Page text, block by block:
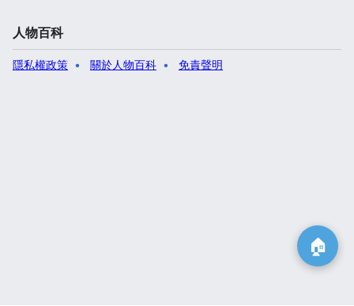
🏠
人物百科
隱私權政策 關於人物百科 免責聲明